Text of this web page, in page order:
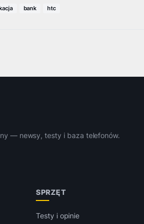
bank htc
— newsy, testy i baza telefonów.
SPRZĘT
Testy i opinie